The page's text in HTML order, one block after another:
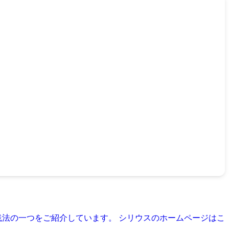
の一つをご紹介しています。 シリウスのホームページはこ